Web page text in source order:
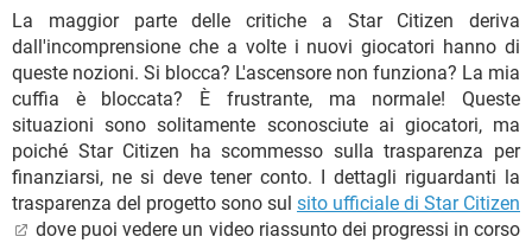
La maggior parte delle critiche a Star Citizen deriva
dall'incomprensione che a volte i nuovi giocatori hanno di
queste nozioni. Si blocca? L'ascensore non funziona? La mia
cuffia è bloccata? È frustrante, ma normale! Queste
situazioni sono solitamente sconosciute ai giocatori, ma
poiché Star Citizen ha scommesso sulla trasparenza per
finanziarsi, ne si deve tener conto. I dettagli riguardanti la
trasparenza del progetto sono sul sito ufficiale di Star Citizen
dove puoi vedere un video riassunto dei progressi in corso